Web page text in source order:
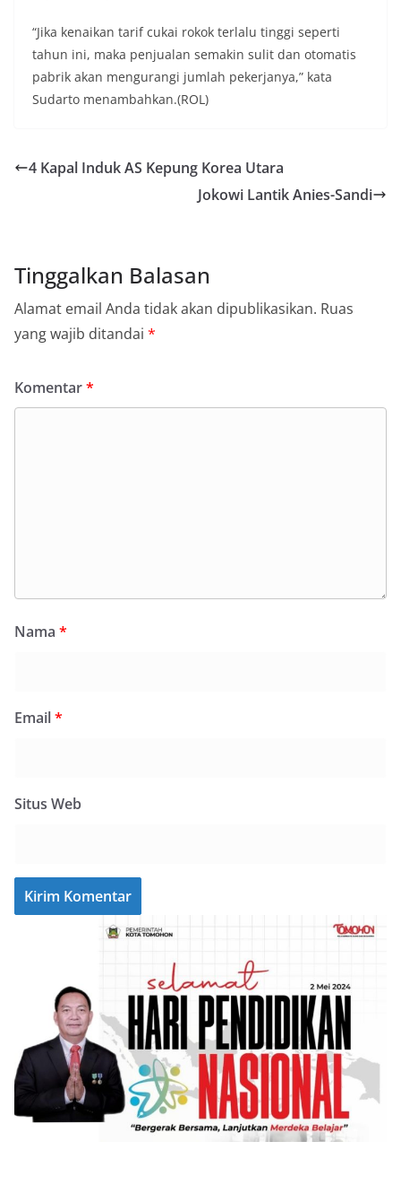
“Jika kenaikan tarif cukai rokok terlalu tinggi seperti
tahun ini, maka penjualan semakin sulit dan otomatis
pabrik akan mengurangi jumlah pekerjanya,” kata
Sudarto menambahkan.(ROL)
4 Kapal Induk AS Kepung Korea Utara
Jokowi Lantik Anies-Sandi
Tinggalkan Balasan
Alamat email Anda tidak akan dipublikasikan. Ruas
yang wajib ditandai *
Komentar*
Nama *
Email*
Situs Web